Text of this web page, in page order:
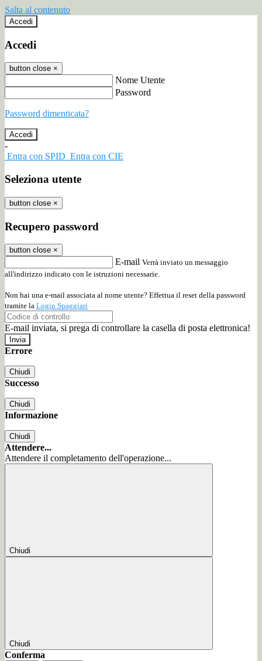
Salta al contenuto
Accedi
Accedi
button close ×
Nome Utente
Password
Password dimenticata?
-
Entra con SPID Entra con CIE
Seleziona utente
button close ×
Recupero password
button close ×
E-mail Verrà inviato un messaggio
all'indirizzo indicato con le istruzioni necessarie.
Non hai una e-mail associata al nome utente? Effettua il reset della password
tramite la Login Spaggiari
E-mail inviata, si prega di controllare la casella di posta elettronica!
Errore
Chiudi
Successo
Chiudi
Informazione
Chiudi
Attendere...
Attendere il completamento dell'operazione...
Chiudi
Chiudi
Conferma